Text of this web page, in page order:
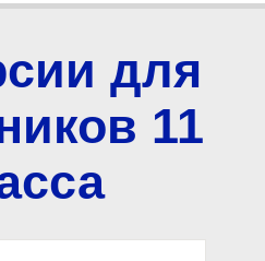
для
11